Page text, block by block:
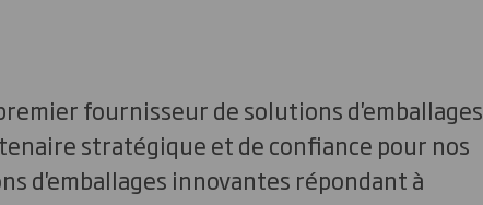
fournisseur de solutions d'emballages
stratégique et de confiance pour nos
d'emballages innovantes répondant à